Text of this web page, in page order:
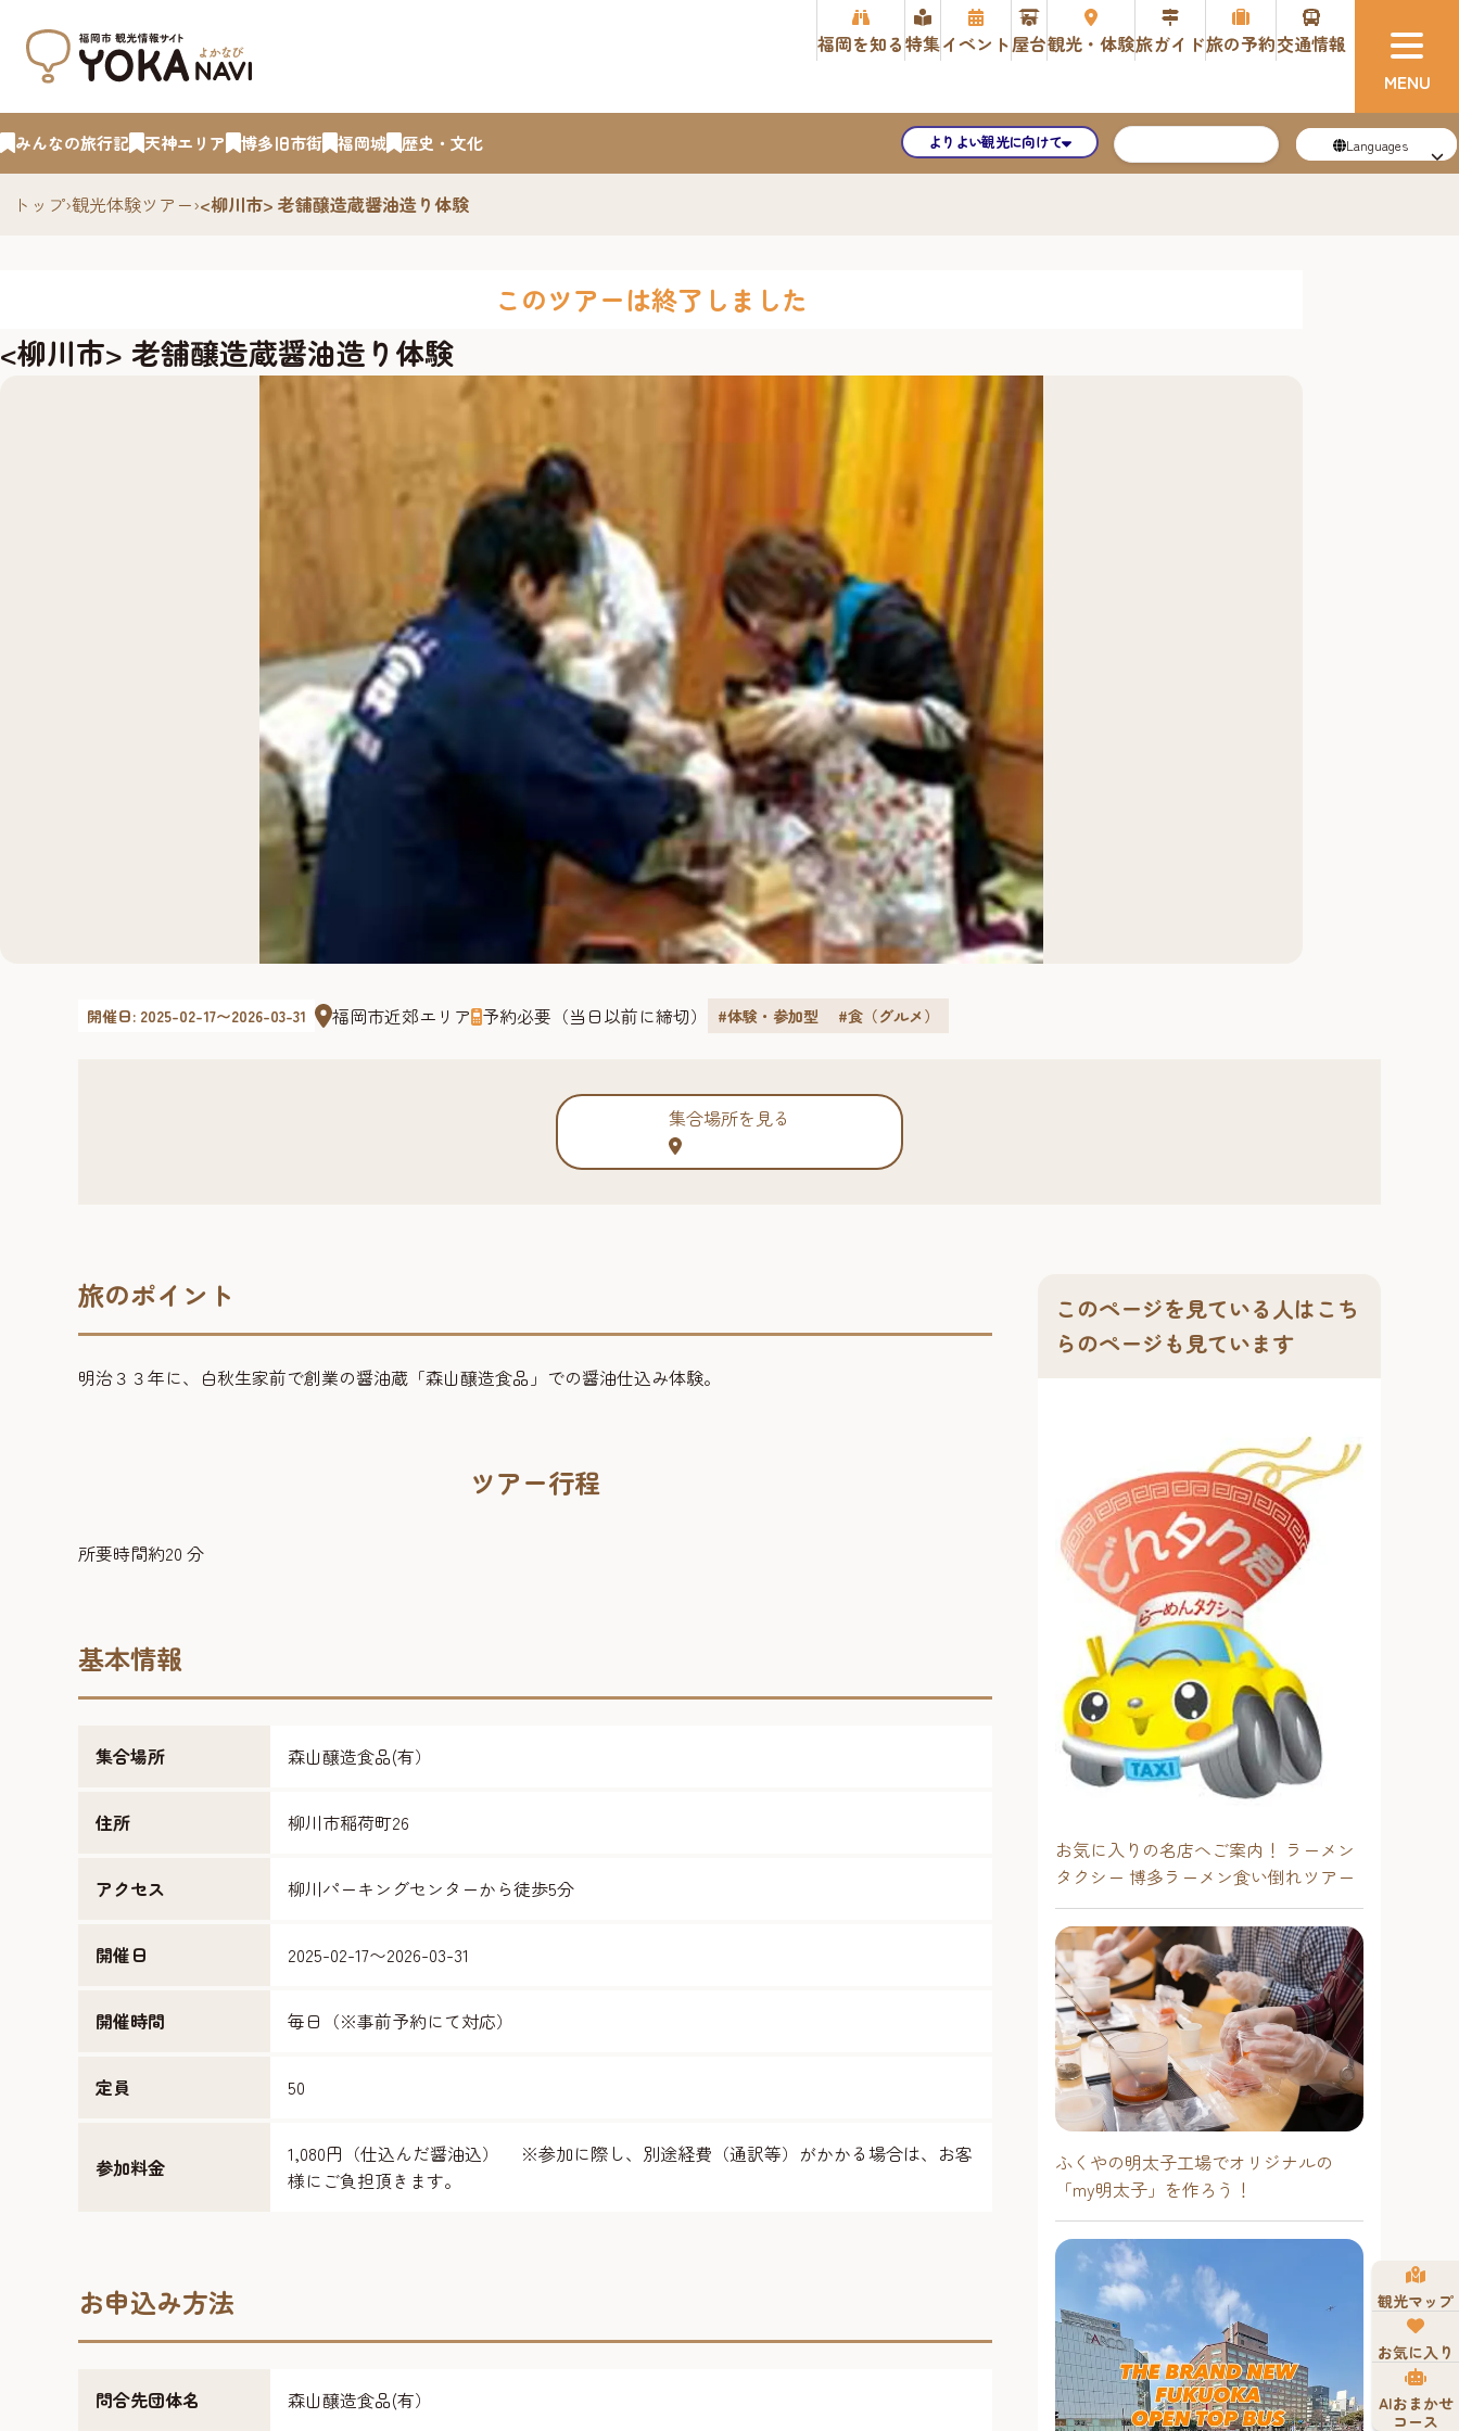
福岡を知る特集イベント屋台観光・体験旅ガイド旅の予約交通情報
みんなの旅行記 天神エリア 博多旧市街 福岡城 歴史・文化 よりよい観光に向けて Languages
トップ›観光体験ツアー›<柳川市> 老舗醸造蔵醤油造り体験
このツアーは終了しました
<柳川市> 老舗醸造蔵醤油造り体験
開催日: 2025-02-17〜2026-03-31 福岡市近郊エリア 予約必要（当日以前に締切） #体験・参加型 #食（グルメ）
集合場所を見る
旅のポイント
明治３３年に、白秋生家前で創業の醤油蔵「森山醸造食品」での醤油仕込み体験。
ツアー行程
所要時間約20 分
基本情報
集合場所 森山醸造食品(有）
住所 柳川市稲荷町26
アクセス 柳川パーキングセンターから徒歩5分
開催日 2025-02-17〜2026-03-31
開催時間 毎日（※事前予約にて対応）
定員 50
参加料金
1,080円（仕込んだ醤油込） ※参加に際し、別途経費（通訳等）がかかる場合は、お客
様にご負担頂きます。
お申込み方法
問合先団体名 森山醸造食品(有）
このページを見ている人はこち
らのページも見ています
お気に入りの名店へご案内！ ラーメン
タクシー 博多ラーメン食い倒れツアー
ふくやの明太子工場でオリジナルの
「my明太子」を作ろう！
観光マップ
お気に入り
AIおまかせ
コース